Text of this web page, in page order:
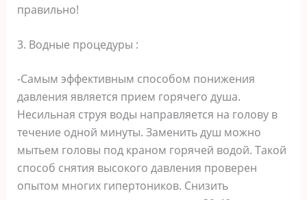
правильно!
3. Водные процедуры :
-Самым эффективным способом понижения
давления является прием горячего душа.
Несильная струя воды направляется на голову в
течение одной минуты. Заменить душ можно
мытьем головы под краном горячей водой. Такой
способ снятия высокого давления проверен
опытом многих гипертоников. Снизить